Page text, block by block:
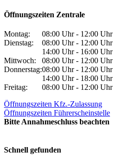
Öffnungszeiten Zentrale
Montag:
08:00 Uhr - 12:00 Uhr
Dienstag:
08:00 Uhr - 12:00 Uhr
14:00 Uhr - 16:00 Uhr
Mittwoch:
08:00 Uhr - 12:00 Uhr
Donnerstag:08:00 Uhr - 12:00 Uhr
14:00 Uhr - 18:00 Uhr
Freitag:
08:00 Uhr - 12:00 Uhr
Öffnungszeiten Kfz.-Zulassung
Öffnungszeiten Führerscheinstelle
Bitte Annahmeschluss beachten
Schnell gefunden